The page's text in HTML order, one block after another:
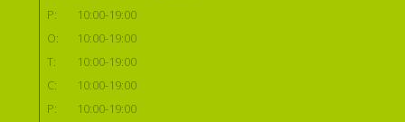
P:
10:00-19:00
O:
10:00-19:00
T:
10:00-19:00
C:
10:00-19:00
P:
10:00-19:00